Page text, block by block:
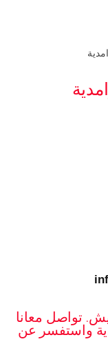
تواصل معانا
واستفسر عن